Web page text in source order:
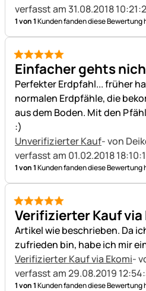
verfasst am 31.08.2018
1 von 1Kunden fanden diese Bewertung
5 von 5
Einfacher gehts
Perfekter Erdpfahl... früher
normalen Erdpfähle, die
aus dem Boden. Mit den
:)
Unverifizierter Kauf- von
verfasst am 01.02.2018
1 von 1Kunden fanden diese Bewertung
5 von 5
Verifizierter Kauf via
Artikel wie beschrieben. Da
zufrieden bin, habe ich mir
Verifizierter Kauf via Ekomi-
verfasst am 29.08.2019
1 von 1Kunden fanden diese Bewertung